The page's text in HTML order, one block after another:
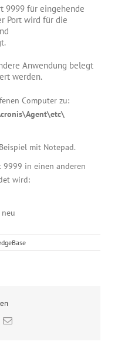
9999 für eingehende
Port wird für die
Anwendung belegt
werden.
Computer zu:
mit Notepad.
9999 in einen anderen
wird:
E-